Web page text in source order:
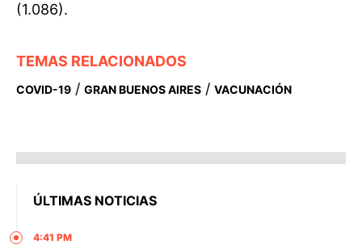
(1.086).
TEMAS RELACIONADOS
COVID-19 / GRAN BUENOS AIRES / VACUNACIÓN
ÚLTIMAS NOTICIAS
4:41 PM